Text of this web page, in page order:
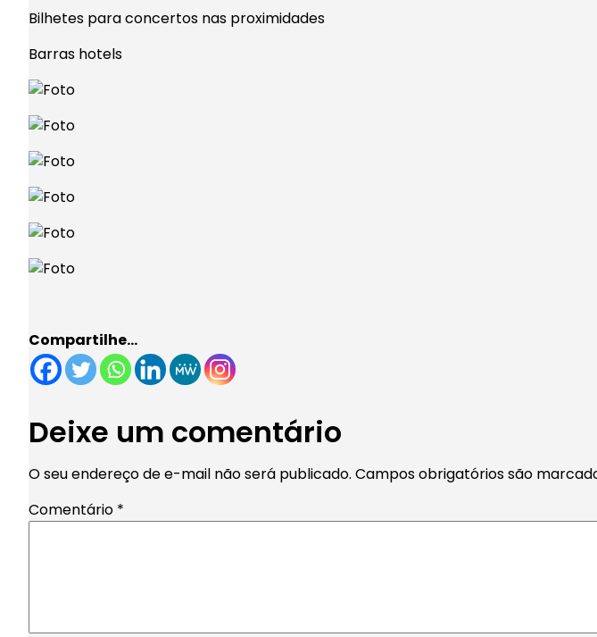
Bilhetes para concertos nas proximidades
Barras hotels
Compartilhe…
Deixe um comentário
O seu endereço de e-mail não será publicado. Campos obrigatórios são
Comentário *